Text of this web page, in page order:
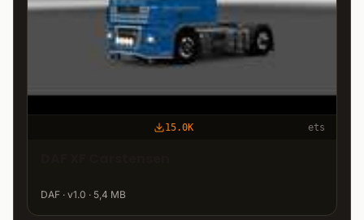
15.0K ets
DAF · v1.0 · 5,4 MB